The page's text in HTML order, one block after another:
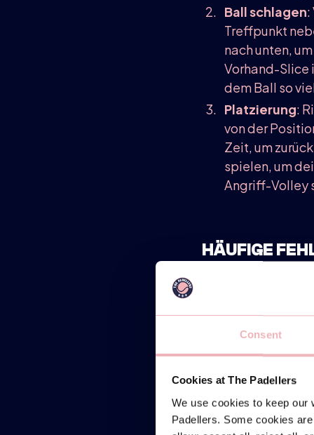
Consent
Cookies at The Padellers
We use cookies to keep our
Padellers. Some cookies
Ball schlagen:
Treffpunkt
nach unten,
Vorhand-Slice
dem Ball so
Platzierung:
von der
Zeit, um
spielen, um
Angriff-Volley
HÄUFIGE
Zu stark
Netzposition
nicht zu harter
Keine
und der